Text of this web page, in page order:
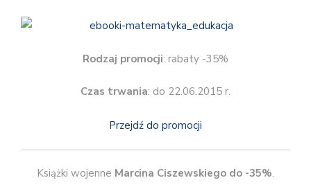
Rodzaj promocji: rabaty -35%
Czas trwania: do 22.06.2015 r.
Przejdź do promocji
Książki wojenne Marcina Ciszewskiego do -35%.